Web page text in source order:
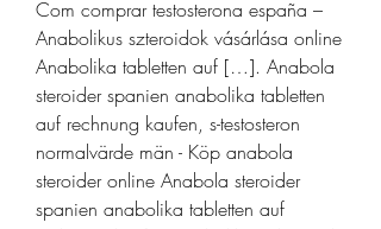
Com comprar testosterona españa –
Anabolikus szteroidok vásárlása online
Anabolika tabletten auf […]. Anabola
steroider spanien anabolika tabletten
auf rechnung kaufen, s-testosteron
normalvärde män - Köp anabola
steroider online Anabola steroider
spanien anabolika tabletten auf